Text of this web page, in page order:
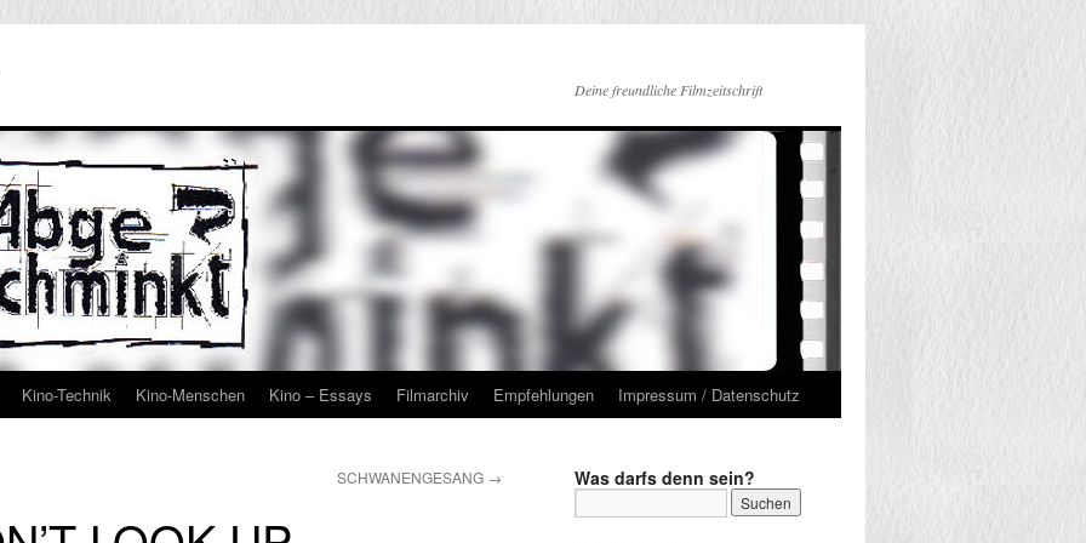
Deine freundliche Filmzeitschrift
Kino-Technik Kino-Menschen Kino – Essays Filmarchiv Empfehlungen Impressum / Datenschutz
SCHWANENGESANG → Was darfs denn sein?